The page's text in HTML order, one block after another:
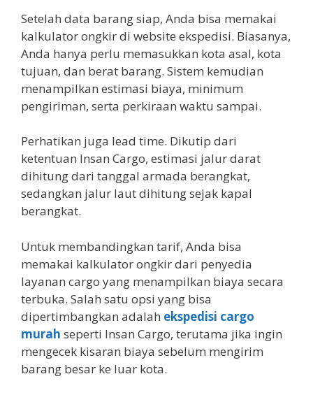
Setelah data barang siap, Anda bisa memakai
kalkulator ongkir di website ekspedisi. Biasanya,
Anda hanya perlu memasukkan kota asal, kota
tujuan, dan berat barang. Sistem kemudian
menampilkan estimasi biaya, minimum
pengiriman, serta perkiraan waktu sampai.
Perhatikan juga lead time. Dikutip dari
ketentuan Insan Cargo, estimasi jalur darat
dihitung dari tanggal armada berangkat,
sedangkan jalur laut dihitung sejak kapal
berangkat.
Untuk membandingkan tarif, Anda bisa
memakai kalkulator ongkir dari penyedia
layanan cargo yang menampilkan biaya secara
terbuka. Salah satu opsi yang bisa
dipertimbangkan adalah ekspedisi cargo
murah seperti Insan Cargo, terutama jika ingin
mengecek kisaran biaya sebelum mengirim
barang besar ke luar kota.